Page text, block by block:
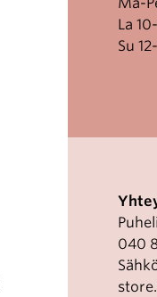
La
Su
040